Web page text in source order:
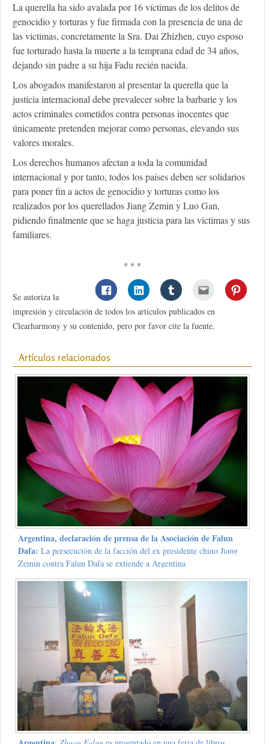
La querella ha sido avalada por 16 víctimas de los delitos de
genocidio y torturas y fue firmada con la presencia de una de
las victimas, concretamente la Sra. Dai Zhizhen, cuyo esposo
fue torturado hasta la muerte a la temprana edad de 34 años,
dejando sin padre a su hija Fadu recién nacida.
Los abogados manifestaron al presentar la querella que la
justicia internacional debe prevalecer sobre la barbarie y los
actos criminales cometidos contra personas inocentes que
únicamente pretenden mejorar como personas, elevando sus
valores morales.
Los derechos humanos afectan a toda la comunidad
internacional y por tanto, todos los países deben ser solidarios
para poner fin a actos de genocidio y torturas como los
realizados por los querellados Jiang Zemin y Luo Gan,
pidiendo finalmente que se haga justicia para las victimas y sus
familiares.
* * *
Se autoriza la
impresión y circulación de todos los artículos publicados en
Clearharmony y su contenido, pero por favor cite la fuente.
Artículos relacionados
Argentina, declaración de prensa de la Asociación de Falun
Dafa: La persecución de la facción del ex presidente chino Jiang
Zemin contra Falun Dafa se extiende a Argentina